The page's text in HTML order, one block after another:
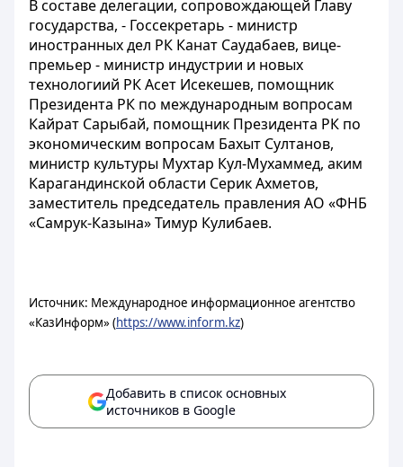
В составе делегации, сопровождающей Главу
государства, - Госсекретарь - министр
иностранных дел РК Канат Саудабаев, вице-
премьер - министр индустрии и новых
технологиий РК Асет Исекешев, помощник
Президента РК по международным вопросам
Кайрат Сарыбай, помощник Президента РК по
экономическим вопросам Бахыт Султанов,
министр культуры Мухтар Кул-Мухаммед, аким
Карагандинской области Серик Ахметов,
заместитель председатель правления АО «ФНБ
«Самрук-Казына» Тимур Кулибаев.
Источник: Международное информационное агентство
«КазИнформ» (https://www.inform.kz)
Добавить в список основных
источников в Google